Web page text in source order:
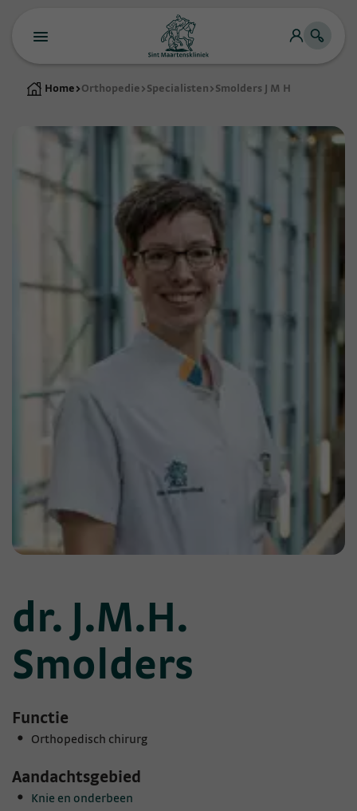
Home >Orthopedie > Specialisten > Smolders J M H
dr. J.M.H.
Smolders
Functie
Orthopedisch chirurg
Aandachtsgebied
Knie en onderbeen